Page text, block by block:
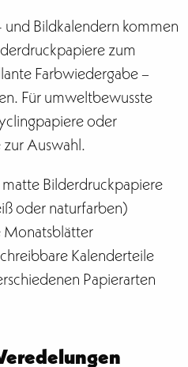
Bildkalendern kommen
zum
Farbwiedergabe –
Für umweltbewusste
oder
Auswahl.
Bilderdruckpapiere
oder naturfarben)
Monatsblätter
Kalenderteile
Papierarten